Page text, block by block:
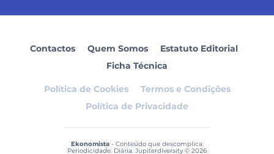
Contactos Quem Somos
Estatuto Editorial
Ficha Técnica
Política de Cookies
Termos e Condições
Política de Privacidade
Ekonomista- Conteúdo que descomplica.
Periodicidade: Diária. Jupiterdiversity © 2026